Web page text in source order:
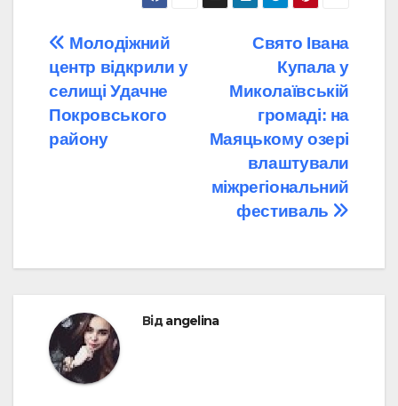
Навігація
записів
Свято Івана
Купала у
Миколаївській
громаді: на
Маяцькому озері
влаштували
міжрегіональний
фестиваль
Молодіжний
центр відкрили у
селищі Удачне
Покровського
району
Відangelina